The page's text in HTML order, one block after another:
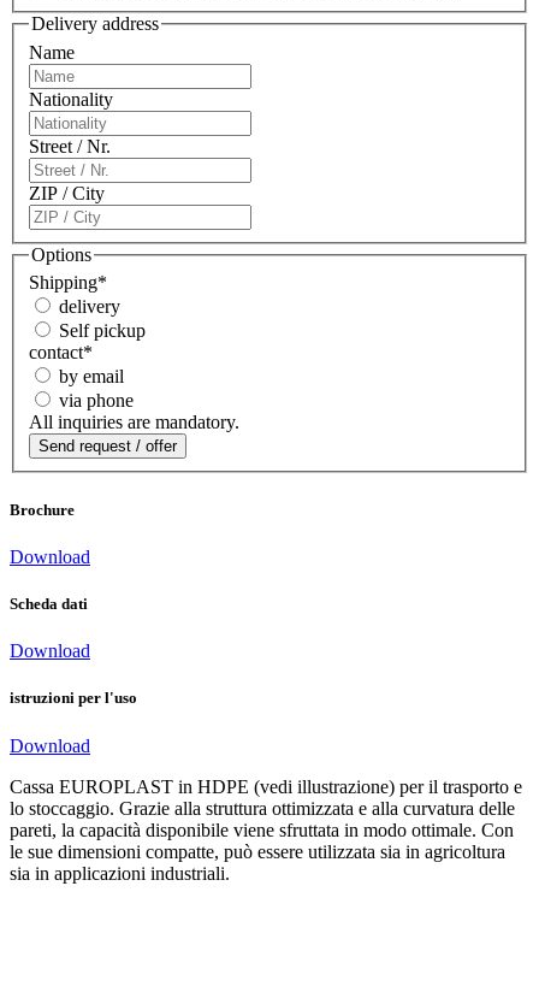
Delivery address
Name
Nationality
Street / Nr.
ZIP / City
Options
Shipping*
delivery
Self pickup
contact*
by email
via phone
All inquiries are mandatory.
Brochure
Download
Scheda dati
Download
istruzioni per l'uso
Download
Cassa EUROPLAST in HDPE (vedi illustrazione) per il trasporto e
lo stoccaggio. Grazie alla struttura ottimizzata e alla curvatura delle
pareti, la capacità disponibile viene sfruttata in modo ottimale. Con
le sue dimensioni compatte, può essere utilizzata sia in agricoltura
sia in applicazioni industriali.